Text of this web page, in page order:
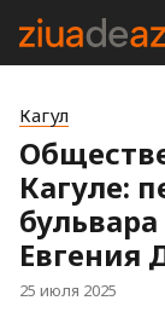
Кагул
Кагуле:
Евгения
25 июля 2025